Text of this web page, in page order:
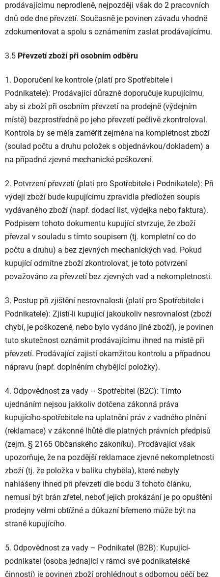
prodávajícímu neprodleně, nejpozději však do 2 pracovních
dnů ode dne převzetí. Současně je povinen závadu vhodně
zdokumentovat a spolu s oznámením zaslat prodávajícímu.
3.5 Převzetí zboží při osobním odběru
1. Doporučení ke kontrole (platí pro Spotřebitele i
Podnikatele): Prodávající důrazně doporučuje kupujícímu,
aby si zboží při osobním převzetí na prodejně (výdejním
místě) bezprostředně po jeho převzetí pečlivě zkontroloval.
Kontrola by se měla zaměřit zejména na kompletnost zboží
(soulad počtu a druhu položek s objednávkou/dokladem) a
na případné zjevné mechanické poškození.
2. Potvrzení převzetí (platí pro Spotřebitele i Podnikatele): Při
výdeji zboží bude kupujícímu zpravidla předložen soupis
vydávaného zboží (např. dodací list, výdejka nebo faktura).
Podpisem tohoto dokumentu kupující stvrzuje, že zboží
převzal v souladu s tímto soupisem (tj. kompletní co do
počtu a druhu) a bez zjevných mechanických vad. Pokud
kupující odmítne zboží zkontrolovat, je toto potvrzení
považováno za převzetí bez zjevných vad a nekompletnosti.
3. Postup při zjištění nesrovnalosti (platí pro Spotřebitele i
Podnikatele): Zjistí-li kupující jakoukoliv nesrovnalost (zboží
chybí, je poškozené, nebo bylo vydáno jiné zboží), je povinen
tuto skutečnost oznámit prodávajícímu ihned na místě při
převzetí. Prodávající zajistí okamžitou kontrolu a případnou
nápravu (např. doplněním chybějící položky).
4. Odpovědnost za vady – Spotřebitel (B2C): Tímto
ujednáním nejsou jakkoliv dotčena zákonná práva
kupujícího-spotřebitele na uplatnění práv z vadného plnění
(reklamace) v zákonné lhůtě dle platných právních předpisů
(zejm. § 2165 Občanského zákoníku). Prodávající však
upozorňuje, že na pozdější reklamace zjevné nekompletnosti
zboží (tj. že položka v balíku chyběla), které nebyly
nahlášeny ihned při převzetí dle bodu 3 tohoto článku,
nemusí být brán zřetel, neboť jejich prokázání je po opuštění
prodejny velmi obtížné a důkazní břemeno může být na
straně kupujícího.
5. Odpovědnost za vady – Podnikatel (B2B): Kupující-
podnikatel (osoba jednající v rámci své podnikatelské
činnosti) je povinen zboží prohlédnout s odbornou péčí bez